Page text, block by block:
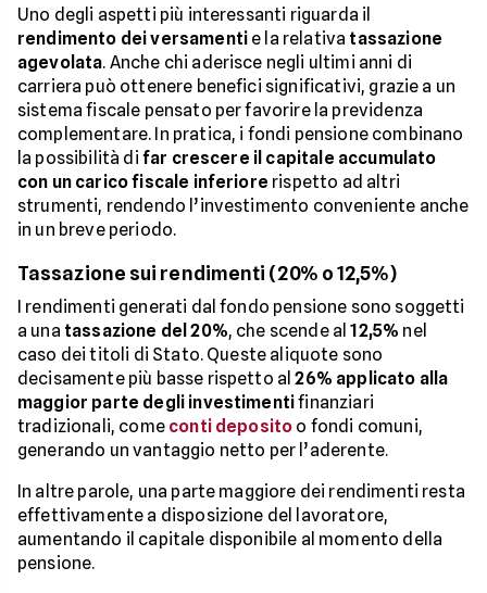
Uno degli aspetti più interessanti riguarda il
rendimento dei versamenti e la relativa tassazione
agevolata. Anche chi aderisce negli ultimi anni di
carriera può ottenere benefici significativi, grazie a un
sistema fiscale pensato per favorire la previdenza
complementare. In pratica, i fondi pensione combinano
la possibilità di far crescere il capitale accumulato
con un carico fiscale inferiore rispetto ad altri
strumenti, rendendo l’investimento conveniente anche
in un breve periodo.
Tassazione sui rendimenti (20% o 12,5%)
I rendimenti generati dal fondo pensione sono soggetti
a una tassazione del 20%, che scende al12,5% nel
caso dei titoli di Stato. Queste aliquote sono
decisamente più basse rispetto al26% applicato alla
maggior parte degli investimentifinanziari
tradizionali, come conti deposito o fondi comuni,
generando un vantaggio netto per l’aderente.
In altre parole, una parte maggiore dei rendimenti resta
effettivamente a disposizione del lavoratore,
aumentando il capitale disponibile al momento della
pensione.